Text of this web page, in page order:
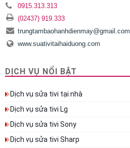
0915.313.313
(02437) 919.333
trungtambaohanhdienmay@gmail.com
www.suativitaihaiduong.com
DỊCH VỤ NỔI BẬT
Dịch vụ sửa tivi tại nhà
Dịch vụ sửa tivi Lg
Dịch vụ sửa tivi Sony
Dịch vụ sửa tivi Sharp